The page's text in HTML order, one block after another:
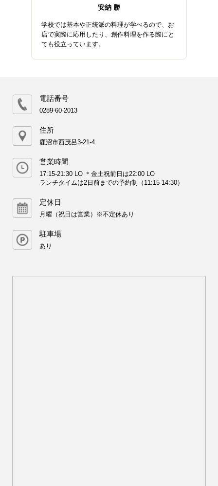
安納 勝
学校では基本や正統派の料理が学べるので、お
店で実際に応用したり、創作料理を作る際にと
ても役立っています。
電話番号
0289-60-2013
住所
鹿沼市西茂呂3-21-4
営業時間
17:15-21:30 LO ＊金土祝前日は22:00 LO
ランチタイムは2日前までの予約制（11:15-14:30）
定休日
月曜（祝日は営業）※不定休あり
駐車場
あり